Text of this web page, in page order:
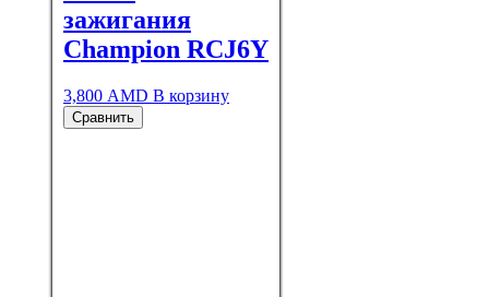
зажигания
Champion RCJ6Y
3,800 AMD В корзину
Сравнить